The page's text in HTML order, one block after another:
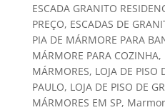
ESCADA GRANITO
PREÇO, ESCADAS DE
PIA DE MÁRMORE PARA
MÁRMORE PARA COZINHA,
MÁRMORES, LOJA DE PISO
PAULO, LOJA DE PISO DE
MÁRMORES EM SP,